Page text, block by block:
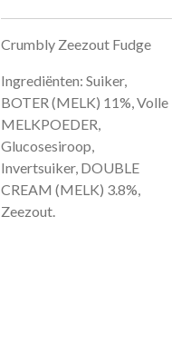
Crumbly Zeezout Fudge
Ingrediënten: Suiker,
BOTER (MELK) 11%, Volle
MELKPOEDER,
Glucosesiroop,
Invertsuiker, DOUBLE
CREAM (MELK) 3.8%,
Zeezout.